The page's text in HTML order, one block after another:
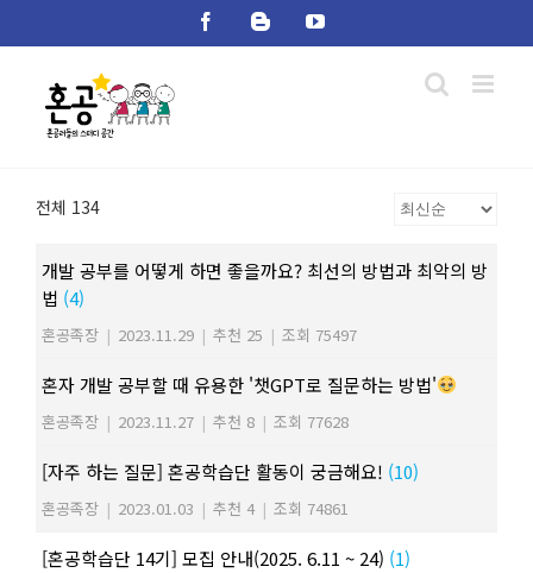
FacebookBloggerYouTube
전체 134
개발 공부를 어떻게 하면 좋을까요? 최선의 방법과 최악의 방
법 (4)
혼공족장 | 2023.11.29 | 추천 25 | 조회 75497
혼자 개발 공부할 때 유용한 '챗GPT로 질문하는 방법'
혼공족장 | 2023.11.27 | 추천 8 | 조회 77628
[자주 하는 질문] 혼공학습단 활동이 궁금해요! (10)
혼공족장 | 2023.01.03 | 추천 4 | 조회 74861
[혼공학습단 14기] 모집 안내(2025. 6.11 ~ 24) (1)